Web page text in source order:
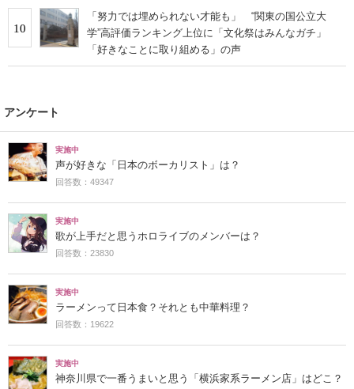
10
「努力では埋められない才能も」 “関東の国公立大
学”高評価ランキング上位に「文化祭はみんなガチ」
「好きなことに取り組める」の声
アンケート
実施中
声が好きな「日本のボーカリスト」は？
回答数：49347
実施中
歌が上手だと思うホロライブのメンバーは？
回答数：23830
実施中
ラーメンって日本食？それとも中華料理？
回答数：19622
実施中
神奈川県で一番うまいと思う「横浜家系ラーメン店」はどこ？